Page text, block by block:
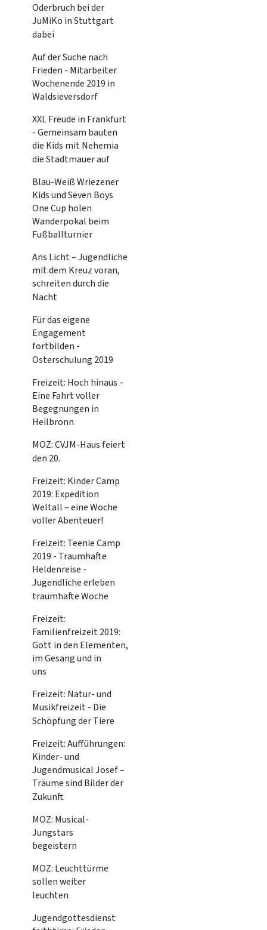
Oderbruch bei der
JuMiKo in Stuttgart
dabei
Auf der Suche nach
Frieden - Mitarbeiter
Wochenende 2019 in
Waldsieversdorf
XXL Freude in Frankfurt
- Gemeinsam bauten
die Kids mit Nehemia
die Stadtmauer auf
Blau-Weiß Wriezener
Kids und Seven Boys
One Cup holen
Wanderpokal beim
Fußballturnier
Ans Licht – Jugendliche
mit dem Kreuz voran,
schreiten durch die
Nacht
Für das eigene
Engagement
fortbilden -
Osterschulung 2019
Freizeit: Hoch hinaus –
Eine Fahrt voller
Begegnungen in
Heilbronn
MOZ: CVJM-Haus feiert
den 20.
Freizeit: Kinder Camp
2019: Expedition
Weltall – eine Woche
voller Abenteuer!
Freizeit: Teenie Camp
2019 - Traumhafte
Heldenreise -
Jugendliche erleben
traumhafte Woche
Freizeit:
Familienfreizeit 2019:
Gott in den Elementen,
im Gesang und in
uns
Freizeit: Natur- und
Musikfreizeit - Die
Schöpfung der Tiere
Freizeit: Aufführungen:
Kinder- und
Jugendmusical Josef –
Träume sind Bilder der
Zukunft
MOZ: Musical-
Jungstars
begeistern
MOZ: Leuchttürme
sollen weiter
leuchten
Jugendgottesdienst